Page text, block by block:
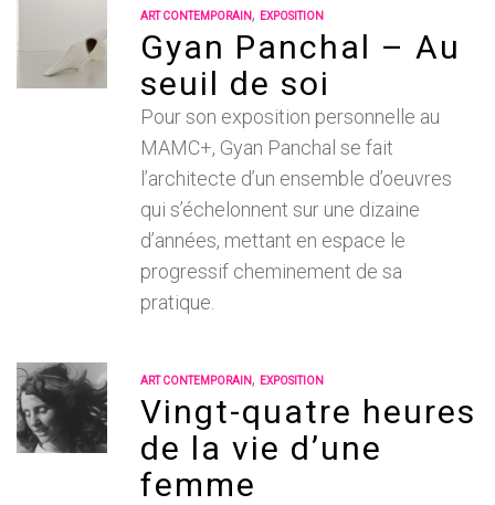
ART CONTEMPORAIN , EXPOSITION
Gyan Panchal – Au
seuil de soi
Pour son exposition personnelle au
MAMC+, Gyan Panchal se fait
l’architecte d’un ensemble d’oeuvres
qui s’échelonnent sur une dizaine
d’années, mettant en espace le
progressif cheminement de sa
pratique.
ART CONTEMPORAIN , EXPOSITION
Vingt-quatre heures
de la vie d’une
femme